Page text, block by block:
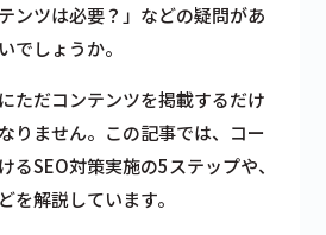
ンツは必要？」などの疑問があ
でしょうか。
ただコンテンツを掲載するだけ
りません。この記事では、コー
るSEO対策実施の5ステップや、
を解説しています。